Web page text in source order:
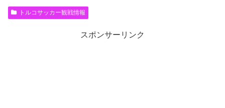
トルコサッカー観戦情報
スポンサーリンク